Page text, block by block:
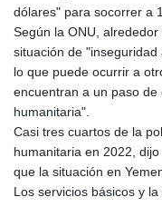
dólares" para socorrer a
Según la ONU,
situación de
lo que puede ocurrir a
encuentran a un paso
humanitaria".
Casi tres cuartos de la
humanitaria en 2022,
que la situación en
Los servicios básicos y